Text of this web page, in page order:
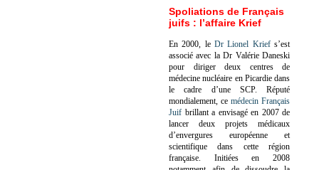
Spoliations de Français
juifs : l’affaire Krief
En 2000, le Dr Lionel Kriefs’est
associé avec la Dr Valérie Daneski
pour diriger deux centres de
médecine nucléaire en Picardie dans
le cadre d’une SCP. Réputé
mondialement, ce médecin Français
Juif brillant a envisagé en 2007 de
lancer deux projets médicaux
d’envergures européenne et
scientifique dans cette région
française. Initiées en 2008